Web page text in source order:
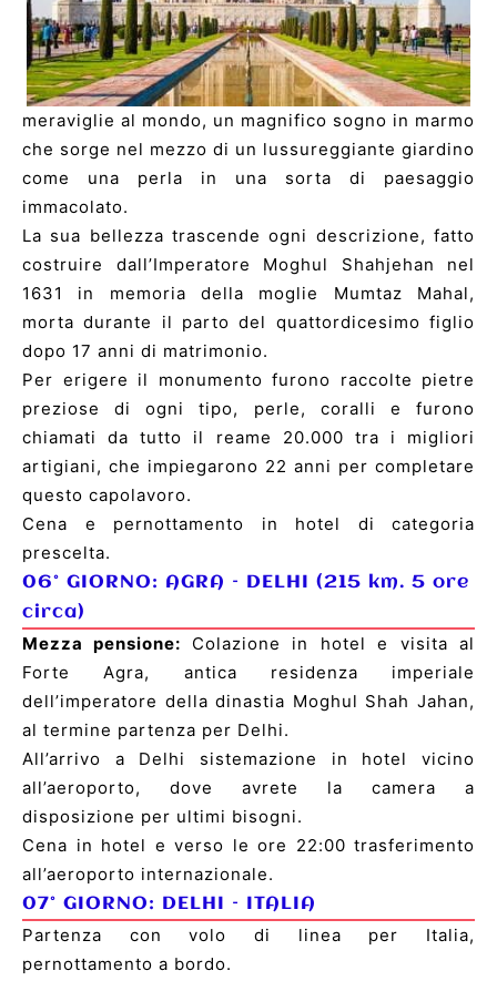
meraviglie al mondo, un magnifico sogno in marmo
che sorge nel mezzo di un lussureggiante giardino
come una perla in una sorta di paesaggio
immacolato.
La sua bellezza trascende ogni descrizione, fatto
costruire dall’Imperatore Moghul Shahjehan nel
1631 in memoria della moglie Mumtaz Mahal,
morta durante il parto del quattordicesimo figlio
dopo 17 anni di matrimonio.
Per erigere il monumento furono raccolte pietre
preziose di ogni tipo, perle, coralli e furono
chiamati da tutto il reame 20.000 tra i migliori
artigiani, che impiegarono 22 anni per completare
questo capolavoro.
Cena e pernottamento in hotel di categoria
prescelta.
06° GIORNO: AGRA – DELHI
(215 km. 5 ore
circa)
Mezza pensione: Colazione in hotel e visita al
Forte Agra, antica residenza imperiale
dell’imperatore della dinastia Moghul Shah Jahan,
al termine partenza per Delhi.
All’arrivo a Delhi sistemazione in hotel vicino
all’aeroporto, dove avrete la camera a
disposizione per ultimi bisogni.
Cena in hotel e verso le ore 22:00 trasferimento
all’aeroporto internazionale.
07° GIORNO: DELHI – ITALIA
Partenza con volo di linea per Italia,
pernottamento a bordo.